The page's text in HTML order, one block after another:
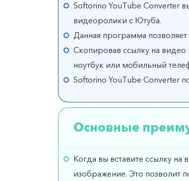
Softorino YouTube Converter
видеоролики с Ютуба.
Данная программа
Скопировав ссылку на
ноутбук или мобильный
Softorino YouTube Converter
Основные
Когда вы вставите ссылку
изображение. Это позволит